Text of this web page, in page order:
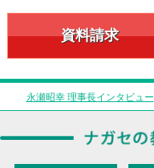
資料請求
永瀬昭幸 理事長インタビュー